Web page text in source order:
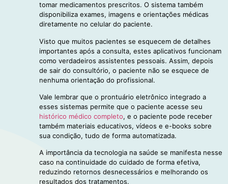
tomar medicamentos prescritos. O sistema também
disponibiliza exames, imagens e orientações médicas
diretamente no celular do paciente.
Visto que muitos pacientes se esquecem de detalhes
importantes após a consulta, estes aplicativos funcionam
como verdadeiros assistentes pessoais. Assim, depois
de sair do consultório, o paciente não se esquece de
nenhuma orientação do profissional.
Vale lembrar que o prontuário eletrônico integrado a
esses sistemas permite que o paciente acesse seu
histórico médico completo, e o paciente pode receber
também materiais educativos, vídeos e e-books sobre
sua condição, tudo de forma automatizada.
A importância da tecnologia na saúde se manifesta nesse
caso na continuidade do cuidado de forma efetiva,
reduzindo retornos desnecessários e melhorando os
resultados dos tratamentos.